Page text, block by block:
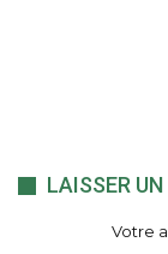
LAISSER
Votre